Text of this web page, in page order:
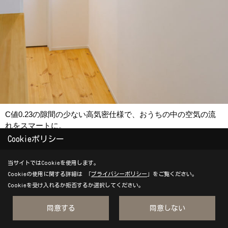
C値0.23の隙間の少ない高気密仕様で、おうちの中の空気の流
れをスマートに。
ダクト式第3種換気が毎日をやさしく整えてくれます。
Save
Cookieポリシー
当サイトではCookieを使用します。
Cookieの使用に関する詳細は 「プライバシーポリシー 」をご覧ください。
Cookieを受け入れるか拒否するか選択してください。
同意する 同意しない